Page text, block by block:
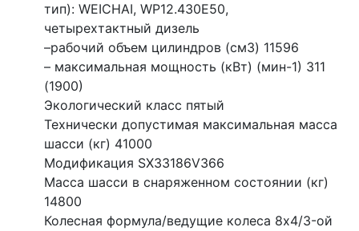
тип): WEICHAI, WP12.430E50,
четырехтактный дизель
–рабочий объем цилиндров (см3) 11596
– максимальная мощность (кВт) (мин-1) 311
(1900)
Экологический класс пятый
Технически допустимая максимальная масса
шасси (кг) 41000
Модификация SX33186V366
Масса шасси в снаряженном состоянии (кг)
14800
Колесная формула/ведущие колеса 8x4/3-ой